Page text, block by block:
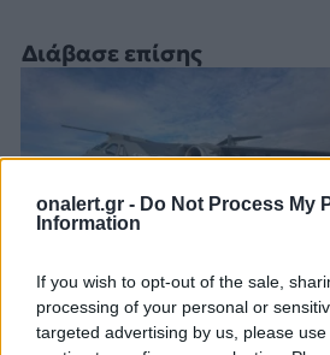
onalert.gr - Do Not Process My
Information
If you wish to opt-out of the sale,
processing of your personal or
targeted advertising by us, please
Διάβασε επίσης
KC-390 Millennium: Για
εκπαίδευση στην